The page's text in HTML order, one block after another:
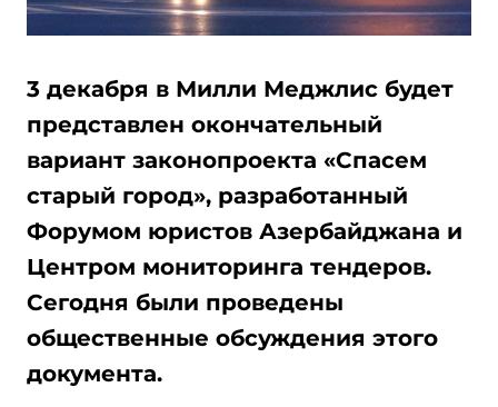
3 декабря в Милли Меджлис будет
представлен окончательный
вариант законопроекта «Спасем
старый город», разработанный
Форумом юристов Азербайджана и
Центром мониторинга тендеров.
Сегодня были проведены
общественные обсуждения этого
документа.